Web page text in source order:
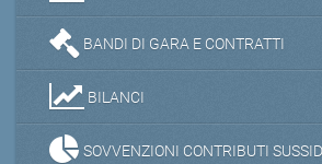
BANDI DI GARA E CONTRATTI
BILANCI
SOVVENZIONI CONTRIBUTI